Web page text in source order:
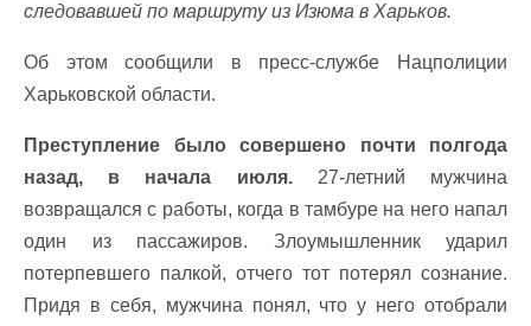
следовавшей по маршруту из Изюма в Харьков.
Об этом сообщили в пресс-службе Нацполиции
Харьковской области.
Преступление было совершено почти полгода
назад, в начала июля.27-летний мужчина
возвращался с работы, когда в тамбуре на него напал
один из пассажиров. Злоумышленник ударил
потерпевшего палкой, отчего тот потерял сознание.
Придя в себя, мужчина понял, что у него отобрали